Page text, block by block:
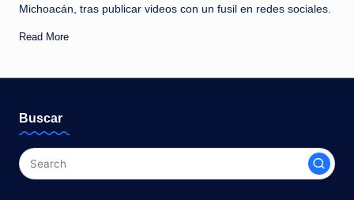
i
n
a
n
t
Michoacán, tras publicar videos con un fusil en redes sociales.
Read More
Buscar